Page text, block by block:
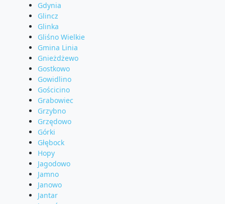
Gdynia
Glincz
Glinka
Gliśno Wielkie
Gmina Linia
Gnieżdżewo
Gostkowo
Gowidlino
Gościcino
Grabowiec
Grzybno
Grzędowo
Górki
Głębock
Hopy
Jagodowo
Jamno
Janowo
Jantar